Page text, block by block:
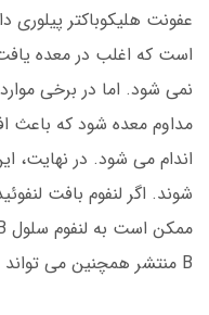
عفونت هلیکوباکتر پیلوری
است که اغلب در معده
نمی شود. اما در برخی
مداوم معده شود که باعث
اندام می شود. در
شوند. اگر لنفوم بافت
B منتشر همچنین می تواند به تنهایی توسعه یابد.